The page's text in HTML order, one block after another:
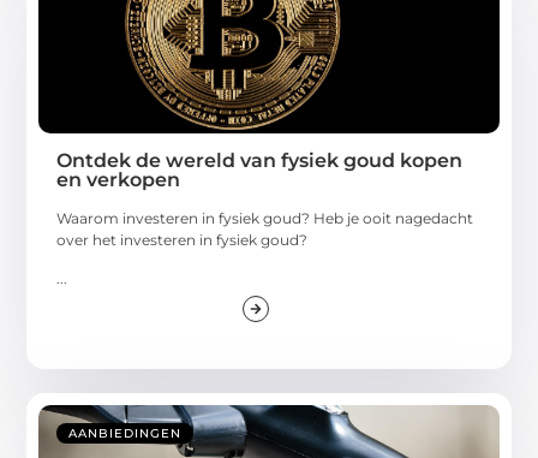
Ontdek de wereld van fysiek goud kopen
en verkopen
Waarom investeren in fysiek goud? Heb je ooit nagedacht
over het investeren in fysiek goud?
...
AANBIEDINGEN